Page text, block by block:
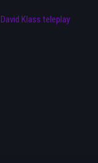
David Klass teleplay